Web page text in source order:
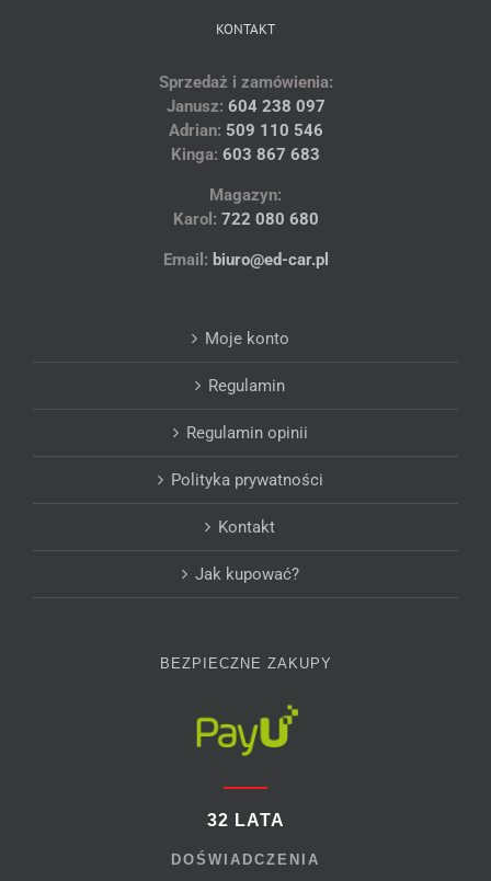
KONTAKT
Sprzedaż i zamówienia:
Janusz: 604 238 097
Adrian: 509 110 546
Kinga: 603 867 683
Magazyn:
Karol: 722 080 680
Email: biuro@ed-car.pl
Moje konto
Regulamin
Regulamin opinii
Polityka prywatności
Kontakt
Jak kupować?
BEZPIECZNE ZAKUPY
32 LATA
DOŚWIADCZENIA